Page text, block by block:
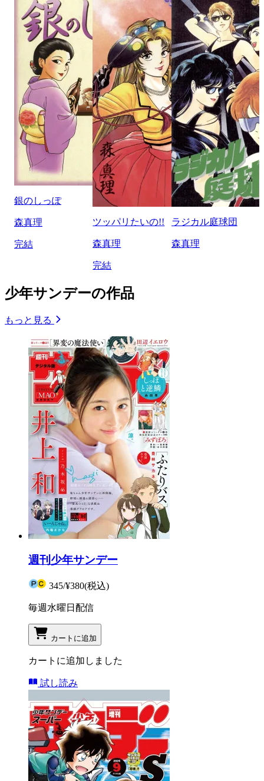
銀のしっぽ
森真理
完結
ツッパリたいの!!
森真理
完結
ラジカル庭球団
森真理
少年サンデーの作品
もっと見る
週刊少年サンデー
345/¥380(税込)
毎週水曜日配信
カートに追加
カートに追加しました
試し読み